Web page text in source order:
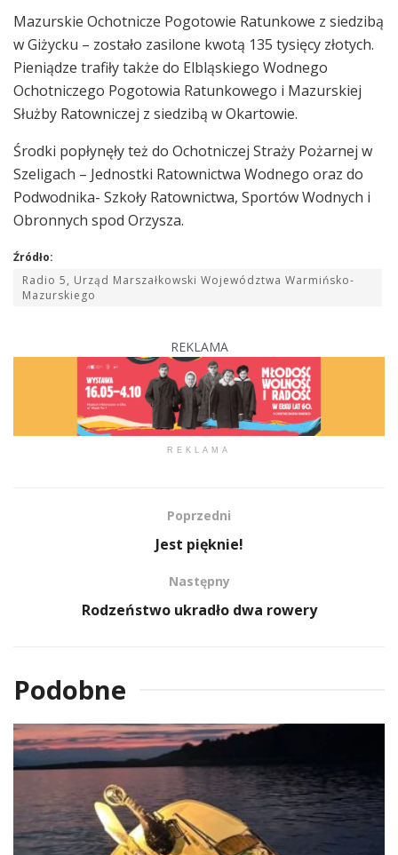
Mazurskie Ochotnicze Pogotowie Ratunkowe z siedzibą
w Giżycku – zostało zasilone kwotą 135 tysięcy złotych.
Pieniądze trafiły także do Elbląskiego Wodnego
Ochotniczego Pogotowia Ratunkowego i Mazurskiej
Służby Ratowniczej z siedzibą w Okartowie.
Środki popłynęły też do Ochotniczej Straży Pożarnej w
Szeligach – Jednostki Ratownictwa Wodnego oraz do
Podwodnika- Szkoły Ratownictwa, Sportów Wodnych i
Obronnych spod Orzysza.
Źródło:
Radio 5, Urząd Marszałkowski Województwa Warmińsko-
Mazurskiego
REKLAMA
REKLAMA
Poprzedni
Jest pięknie!
Następny
Rodzeństwo ukradło dwa rowery
Podobne